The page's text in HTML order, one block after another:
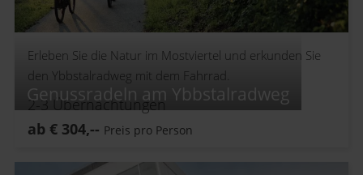
Genussradeln am Ybbstalradweg
Erleben Sie die Natur im Mostviertel und erkunden Sie
den Ybbstalradweg mit dem Fahrrad.
2-3Übernachtungen
ab € 304,-- Preis pro Person